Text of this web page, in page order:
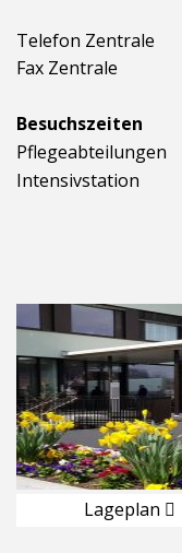
Telefon Zentrale
Fax Zentrale
Besuchszeiten
Pflegeabteilungen
Intensivstation
Lageplan